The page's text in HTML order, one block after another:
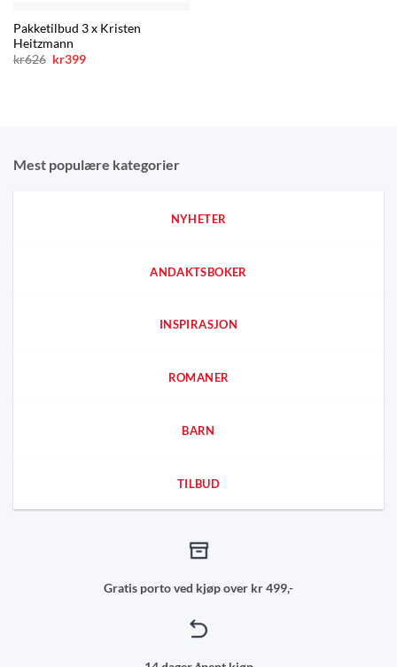
Pakketilbud 3 x Kristen
Heitzmann
kr626 Opprinnelig
kr399Nåværende
Mest populære kategorier
NYHETER
ANDAKTSBOKER
INSPIRASJON
ROMANER
BARN
TILBUD
Gratis porto ved kjøp over kr 499,-